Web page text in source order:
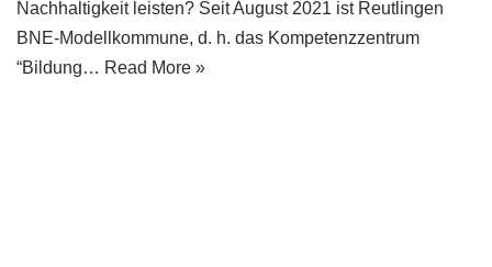
Nachhaltigkeit leisten? Seit August 2021 ist Reutlingen
BNE-Modellkommune, d. h. das Kompetenzzentrum
“Bildung… Read More »